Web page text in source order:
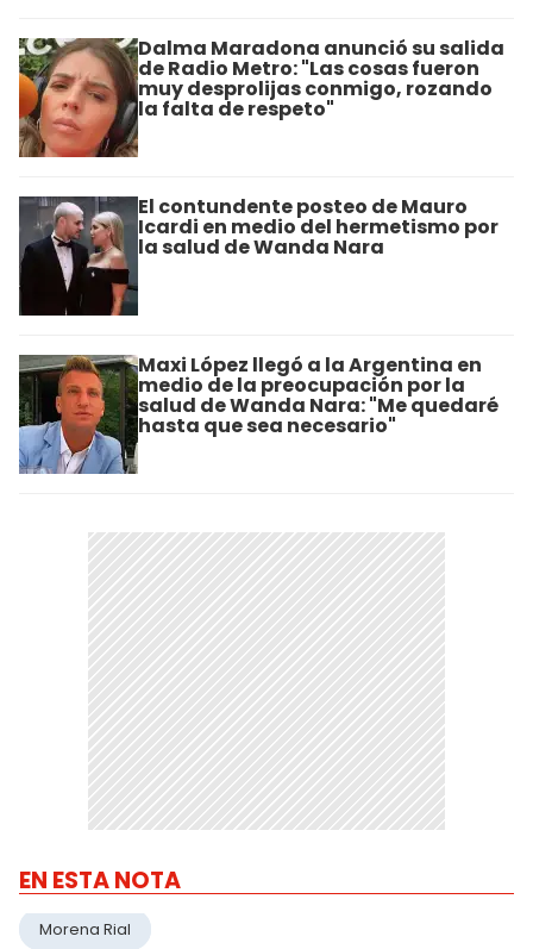
Dalma Maradona anunció su salida
de Radio Metro: "Las cosas fueron
muy desprolijas conmigo, rozando
la falta de respeto"
El contundente posteo de Mauro
Icardi en medio del hermetismo por
la salud de Wanda Nara
Maxi López llegó a la Argentina en
medio de la preocupación por la
salud de Wanda Nara: "Me quedaré
hasta que sea necesario"
EN ESTA NOTA
Morena Rial